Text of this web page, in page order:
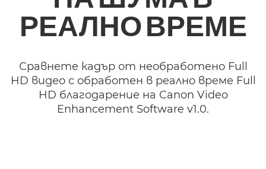
РЕАЛНО ВРЕМЕ
Сравнете кадър от необработено Full
HD видео с обработен в реално време Full
HD благодарение на Canon Video
Enhancement Software v1.0.